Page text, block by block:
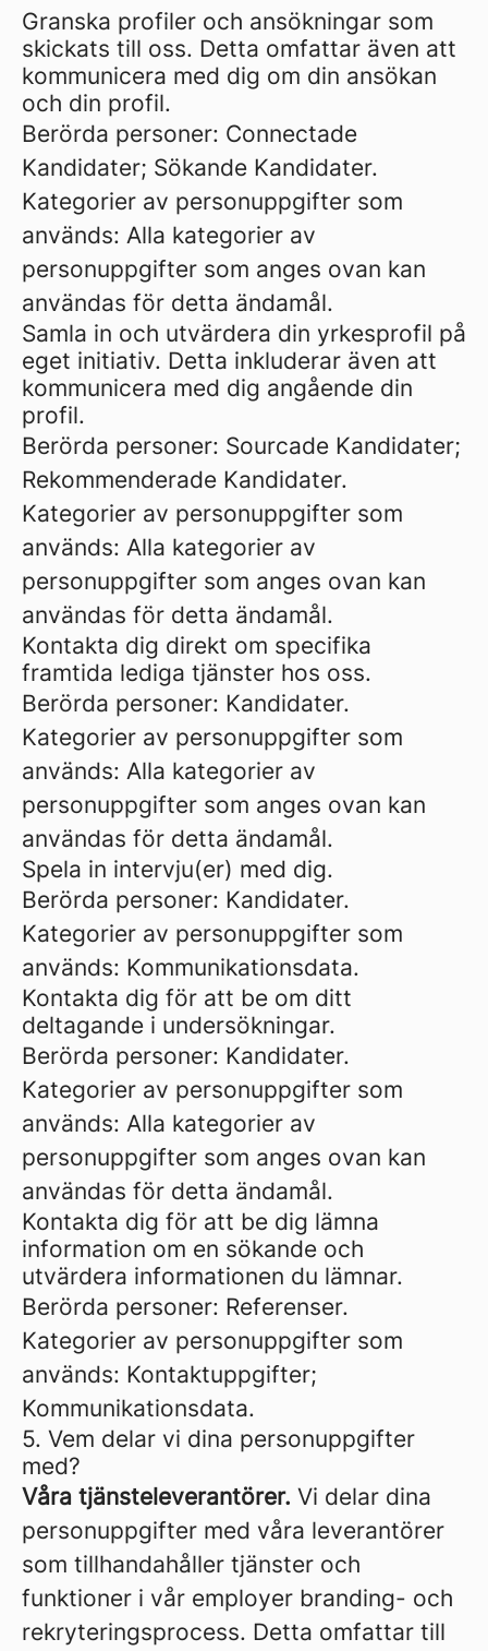
Granska profiler och ansökningar som
skickats till oss. Detta omfattar även att
kommunicera med dig om din ansökan
och din profil.
Berörda personer: Connectade
Kandidater; Sökande Kandidater.
Kategorier av personuppgifter som
används: Alla kategorier av
personuppgifter som anges ovan kan
användas för detta ändamål.
Samla in och utvärdera din yrkesprofil på
eget initiativ. Detta inkluderar även att
kommunicera med dig angående din
profil.
Berörda personer: Sourcade Kandidater;
Rekommenderade Kandidater.
Kategorier av personuppgifter som
används: Alla kategorier av
personuppgifter som anges ovan kan
användas för detta ändamål.
Kontakta dig direkt om specifika
framtida lediga tjänster hos oss.
Berörda personer: Kandidater.
Kategorier av personuppgifter som
används: Alla kategorier av
personuppgifter som anges ovan kan
användas för detta ändamål.
Spela in intervju(er) med dig.
Berörda personer: Kandidater.
Kategorier av personuppgifter som
används: Kommunikationsdata.
Kontakta dig för att be om ditt
deltagande i undersökningar.
Berörda personer: Kandidater.
Kategorier av personuppgifter som
används: Alla kategorier av
personuppgifter som anges ovan kan
användas för detta ändamål.
Kontakta dig för att be dig lämna
information om en sökande och
utvärdera informationen du lämnar.
Berörda personer: Referenser.
Kategorier av personuppgifter som
används: Kontaktuppgifter;
Kommunikationsdata.
5. Vem delar vi dina personuppgifter
med?
Våra tjänsteleverantörer. Vi delar dina
personuppgifter med våra leverantörer
som tillhandahåller tjänster och
funktioner i vår employer branding- och
rekryteringsprocess. Detta omfattar till